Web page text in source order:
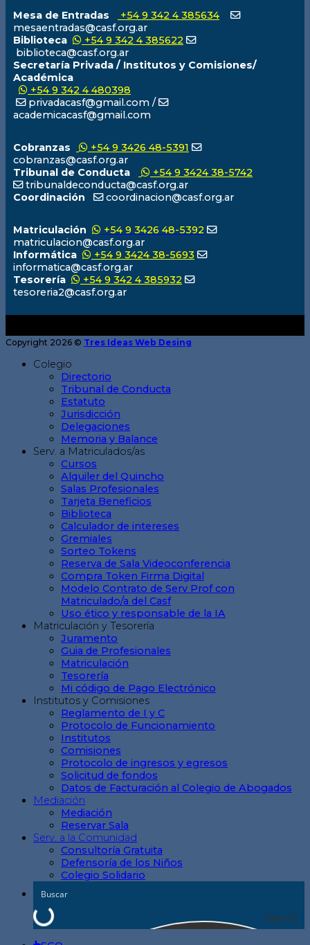
Mesa de Entradas
+54 9 342 4 385634
mesaentradas@casf.org.ar
Biblioteca
+54 9 342 4 385622
biblioteca@casf.org.ar
Secretaría Privada / Institutos y Comisiones/
Académica
+54 9 342 4 480398
privadacasf@gmail.com /
academicacasf@gmail.com
Cobranzas
+54 9 3426 48-5391
cobranzas@casf.org.ar
Tribunal de Conducta
+54 9 3424 38-5742
tribunaldeconducta@casf.org.ar
Coordinación
coordinacion@casf.org.ar
Matriculación
+54 9 3426 48-5392
matriculacion@casf.org.ar
Informática
+54 9 3424 38-5693
informatica@casf.org.ar
Tesorería
+54 9 342 4 385932
tesoreria2@casf.org.ar
Copyright 2026 © Tres Ideas Web Desing
Colegio
Directorio
Tribunal de Conducta
Estatuto
Jurisdicción
Delegaciones
Memoria y Balance
Serv. a Matriculados/as
Cursos
Alquiler del Quincho
Salas Profesionales
Tarjeta Beneficios
Biblioteca
Calculador de intereses
Gremiales
Sorteo Tokens
Reserva de Sala Videoconferencia
Compra Token Firma Digital
Modelo Contrato de Serv Prof con
Matriculado/a del Casf
Uso ético y responsable de la IA
Matriculación y Tesorería
Juramento
Guia de Profesionales
Matriculación
Tesorería
Mi código de Pago Electrónico
Institutos y Comisiones
Reglamento de I y C
Protocolo de Funcionamiento
Institutos
Comisiones
Protocolo de ingresos y egresos
Solicitud de fondos
Datos de Facturación al Colegio de Abogados
Mediación
Mediación
Reservar Sala
Serv. a la Comunidad
Consultoría Gratuita
Defensoría de los Niños
Colegio Solidario
Search